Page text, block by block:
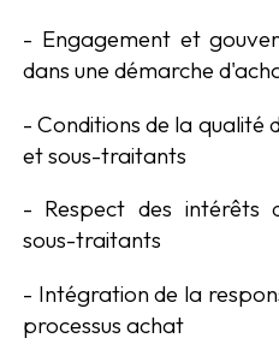
- Engagement et
dans une démarche
- Conditions de la qualité
et sous-traitants
- Respect des intérêts
sous-traitants
- Intégration de la
processus achat